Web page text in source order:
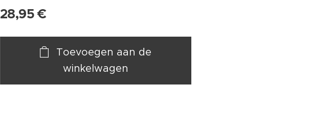
28,95€
Toevoegen aan de
winkelwagen